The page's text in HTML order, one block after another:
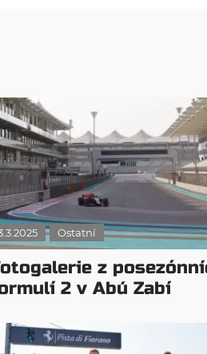
Ostatní
z
2 v Abú Zabí